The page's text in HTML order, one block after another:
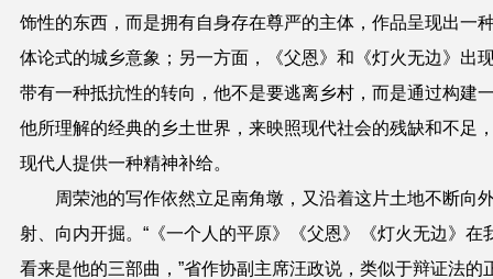
饰性的东西，而是拥有自身存在尊严的主体，作品呈现出一
体论式的城乡意象；另一方面，《父恩》和《灯火无边》出
带有一种抵抗性的转向，他不是要逃离乡村，而是通过构建
他所理解的经典的乡土世界，来映照现代社会的残缺和不足
现代人提供一种精神补给。
周荣池的写作依然立足南角墩，又沿着这片土地不断向
射、向内开掘。“《一个人的平原》《父恩》《灯火无边》在
看来是他的三部曲，”省作协副主席汪政说，类似于辩证法的